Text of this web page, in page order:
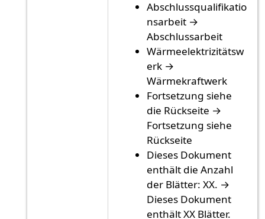
Abschlussqualifikatio
nsarbeit →
Abschlussarbeit
Wärmeelektrizitätsw
erk →
Wärmekraftwerk
Fortsetzung siehe
die Rückseite →
Fortsetzung siehe
Rückseite
Dieses Dokument
enthält die Anzahl
der Blätter: XX. →
Dieses Dokument
enthält XX Blätter.